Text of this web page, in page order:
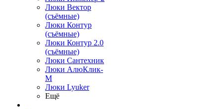
Люки Вектор
(съёмные)
Люки Контур
(съёмные)
Люки Контур 2.0
(съёмные)
Люки Сантехник
Люки АлюКлик-
М
Люки Lyuker
Ещё